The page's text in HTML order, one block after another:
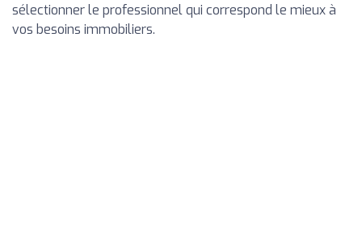
sélectionner le professionnel qui correspond le mieux à
vos besoins immobiliers.